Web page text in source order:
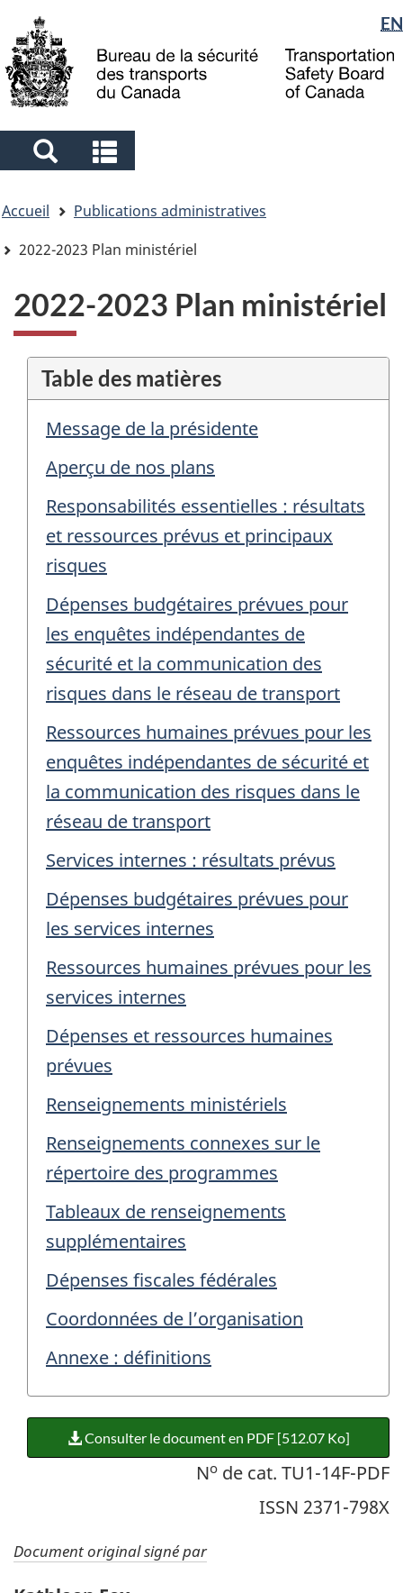
to
main
to
"About
government"
à
la
Sélection
de
la
langue
EN
Search
and
menus
and
menus
êtes
ici
Accueil
Publications administratives
2022-2023 Plan ministériel
2022-2023 Plan ministériel
Table des matières
Message de la présidente
Aperçu de nos plans
Responsabilités essentielles : résultats
et ressources prévus et principaux
risques
Dépenses budgétaires prévues pour
les enquêtes indépendantes de
sécurité et la communication des
risques dans le réseau de transport
Ressources humaines prévues pour les
enquêtes indépendantes de sécurité et
la communication des risques dans le
réseau de transport
Services internes : résultats prévus
Dépenses budgétaires prévues pour
les services internes
Ressources humaines prévues pour les
services internes
Dépenses et ressources humaines
prévues
Renseignements ministériels
Renseignements connexes sur le
répertoire des programmes
Tableaux de renseignements
supplémentaires
Dépenses fiscales fédérales
Coordonnées de l’organisation
Annexe : définitions
Consulter le document en PDF [512.07 Ko]
No de cat. TU1-14F-PDF
ISSN 2371-798X
Document original signé par